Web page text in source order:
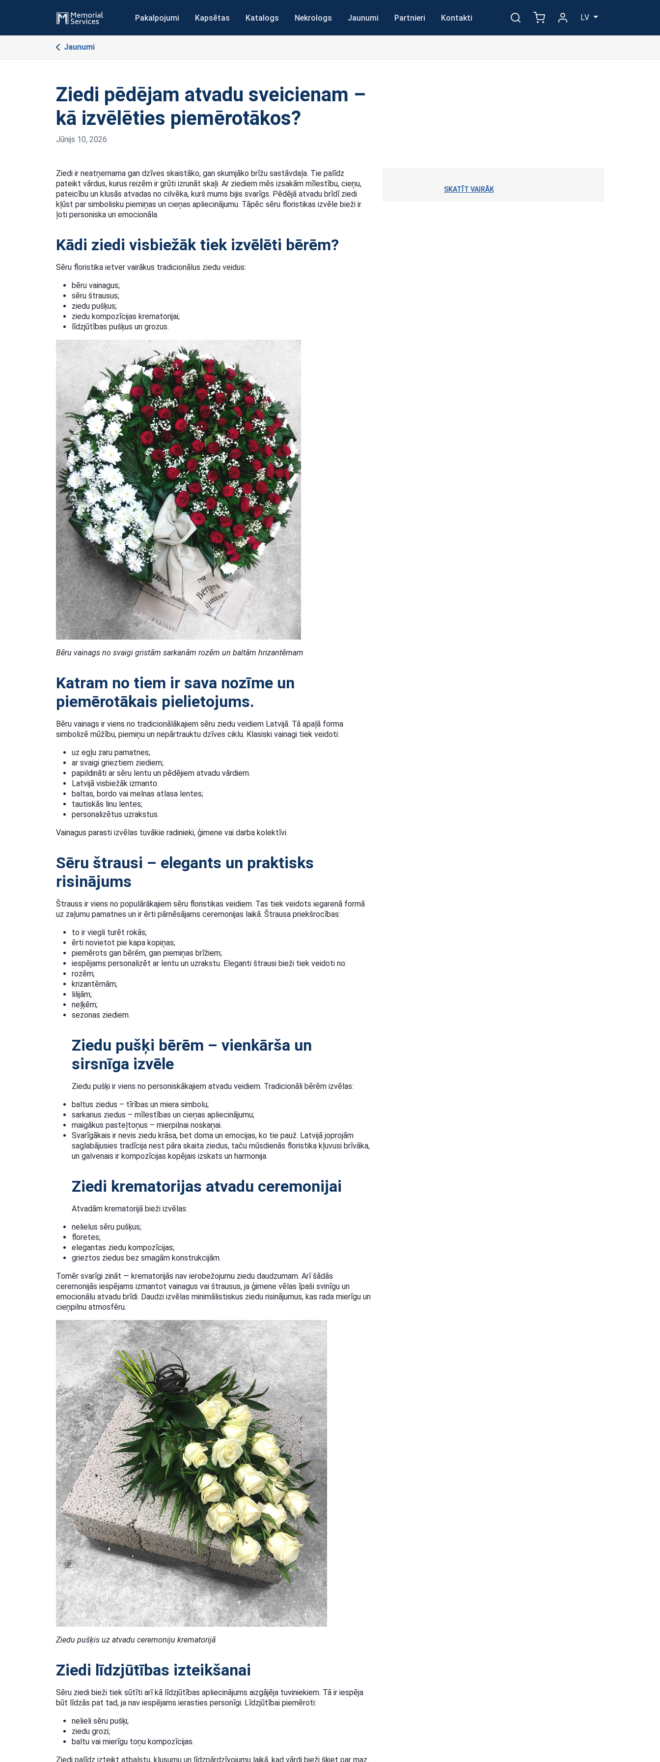
Pakalpojumi Kapsētas Katalogs Nekrologs Jaunumi Partnieri Kontakti LV
Jaunumi
Ziedi pēdējam atvadu sveicienam –
kā izvēlēties piemērotākos?
Jūnijs 10, 2026
Ziedi ir neatņemama gan dzīves skaistāko, gan skumjāko brīžu sastāvdaļa. Tie palīdz
pateikt vārdus, kurus reizēm ir grūti izrunāt skaļi. Ar ziediem mēs izsakām mīlestību, cieņu,
pateicību un klusās atvadas no cilvēka, kurš mums bijis svarīgs. Pēdējā atvadu brīdī ziedi
kļūst par simbolisku piemiņas un cieņas apliecinājumu. Tāpēc sēru floristikas izvēle bieži ir
ļoti personiska un emocionāla.
Kādi ziedi visbiežāk tiek izvēlēti bērēm?
Sēru floristika ietver vairākus tradicionālus ziedu veidus:
bēru vainagus;
sēru štrausus;
ziedu pušķus;
ziedu kompozīcijas krematorijai;
līdzjūtības pušķus un grozus.
Bēru vainags no svaigi gristām sarkanām rozēm un baltām hrizantēmam
Katram no tiem ir sava nozīme un
piemērotākais pielietojums.
Bēru vainags ir viens no tradicionālākajiem sēru ziedu veidiem Latvijā. Tā apaļā forma
simbolizē mūžību, piemiņu un nepārtrauktu dzīves ciklu. Klasiski vainagi tiek veidoti:
uz egļu zaru pamatnes;
ar svaigi grieztiem ziediem;
papildināti ar sēru lentu un pēdējiem atvadu vārdiem.
Latvijā visbiežāk izmanto:
baltas, bordo vai melnas atlasa lentes;
tautiskās linu lentes;
personalizētus uzrakstus.
Vainagus parasti izvēlas tuvākie radinieki, ģimene vai darba kolektīvi.
Sēru štrausi – elegants un praktisks
risinājums
Štrauss ir viens no populārākajiem sēru floristikas veidiem. Tas tiek veidots iegarenā formā
uz zaļumu pamatnes un ir ērti pārnēsājams ceremonijas laikā. Štrausa priekšrocības:
to ir viegli turēt rokās;
ērti novietot pie kapa kopiņas;
piemērots gan bērēm, gan piemiņas brīžiem;
iespējams personalizēt ar lentu un uzrakstu. Eleganti štrausi bieži tiek veidoti no:
rozēm;
krizantēmām;
lilijām;
neļķēm;
sezonas ziediem.
Ziedu pušķi bērēm – vienkārša un
sirsnīga izvēle
Ziedu pušķi ir viens no personiskākajiem atvadu veidiem. Tradicionāli bērēm izvēlas:
baltus ziedus – tīrības un miera simbolu;
sarkanus ziedus – mīlestības un cieņas apliecinājumu;
maigākus pasteļtoņus – mierpilnai noskaņai.
Svarīgākais ir nevis ziedu krāsa, bet doma un emocijas, ko tie pauž. Latvijā joprojām
saglabājusies tradīcija nest pāra skaita ziedus, taču mūsdienās floristika kļuvusi brīvāka,
un galvenais ir kompozīcijas kopējais izskats un harmonija.
Ziedi krematorijas atvadu ceremonijai
Atvadām krematorijā bieži izvēlas:
nelielus sēru pušķus;
floretes;
elegantas ziedu kompozīcijas;
grieztos ziedus bez smagām konstrukcijām.
Tomēr svarīgi zināt — krematorijās nav ierobežojumu ziedu daudzumam. Arī šādās
ceremonijās iespējams izmantot vainagus vai štrausus, ja ģimene vēlas īpaši svinīgu un
emocionālu atvadu brīdi. Daudzi izvēlas minimālistiskus ziedu risinājumus, kas rada mierīgu un
cieņpilnu atmosfēru.
Ziedu pušķis uz atvadu ceremoniju krematorijā
Ziedi līdzjūtības izteikšanai
Sēru ziedi bieži tiek sūtīti arī kā līdzjūtības apliecinājums aizgājēja tuviniekiem. Tā ir iespēja
būt līdzās pat tad, ja nav iespējams ierasties personīgi. Līdzjūtībai piemēroti:
nelieli sēru pušķi;
ziedu grozi;
baltu vai mierīgu toņu kompozīcijas.
Ziedi palīdz izteikt atbalstu, klusumu un līdzpārdzīvojumu laikā, kad vārdi bieži šķiet par maz.
SKATĪT VAIRĀK